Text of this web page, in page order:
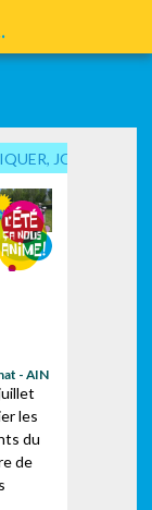
JOUER...
- AIN
les
du
de